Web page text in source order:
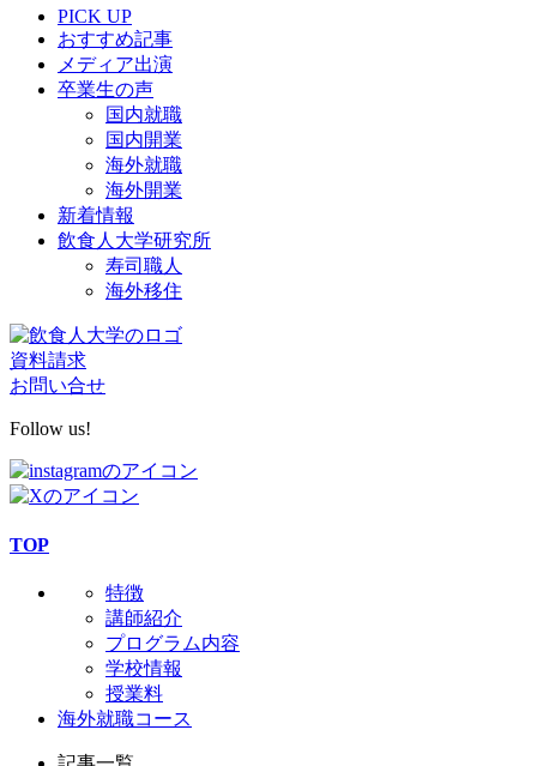
PICK UP
おすすめ記事
メディア出演
卒業生の声
国内就職
国内開業
海外就職
海外開業
新着情報
飲食人大学研究所
寿司職人
海外移住
資料請求
お問い合せ
Follow us!
TOP
特徴
講師紹介
プログラム内容
学校情報
授業料
海外就職コース